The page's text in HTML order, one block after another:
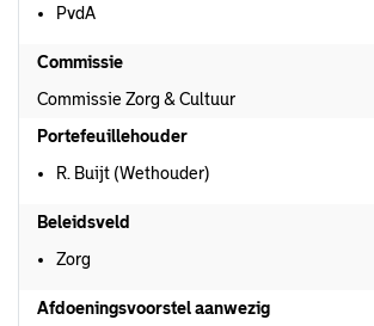
PvdA
Commissie
Commissie Zorg & Cultuur
Portefeuillehouder
R. Buijt (Wethouder)
Beleidsveld
Zorg
Afdoeningsvoorstel aanwezig